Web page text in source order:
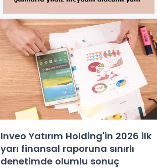
Inveo Yatırım Holding'in 2026 ilk
yarı finansal raporuna sınırlı
denetimde olumlu sonuç